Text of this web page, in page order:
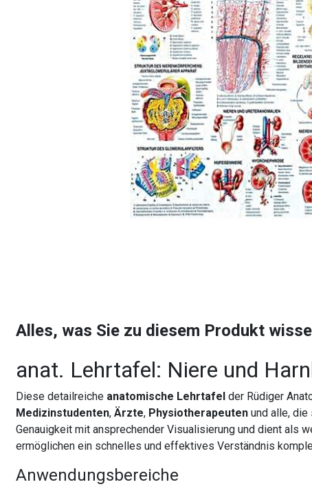
Alles, was Sie zu diesem Produkt
anat. Lehrtafel: Niere und
Diese detailreiche anatomische Lehrtafel der Rüdiger
Medizinstudenten,Ärzte, Physiotherapeuten und alle,
Genauigkeit mit ansprechender Visualisierung und dient als
ermöglichen ein schnelles und effektives Verständnis
Anwendungsbereiche